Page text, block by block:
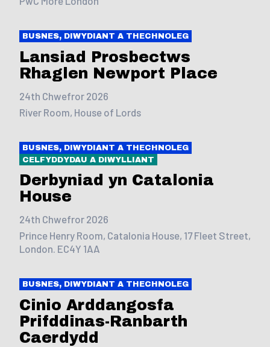
BUSNES, DIWYDIANT A THECHNOLEG
Lansiad Prosbectws
Rhaglen Newport Place
24th Chwefror 2026
River Room, House of Lords
BUSNES, DIWYDIANT A THECHNOLEG
CELFYDDYDAU A DIWYLLIANT
Derbyniad yn Catalonia
House
24th Chwefror 2026
Prince Henry Room, Catalonia House, 17 Fleet Street,
London. EC4Y 1AA
BUSNES, DIWYDIANT A THECHNOLEG
Cinio Arddangosfa
Prifddinas-Ranbarth
Caerdydd